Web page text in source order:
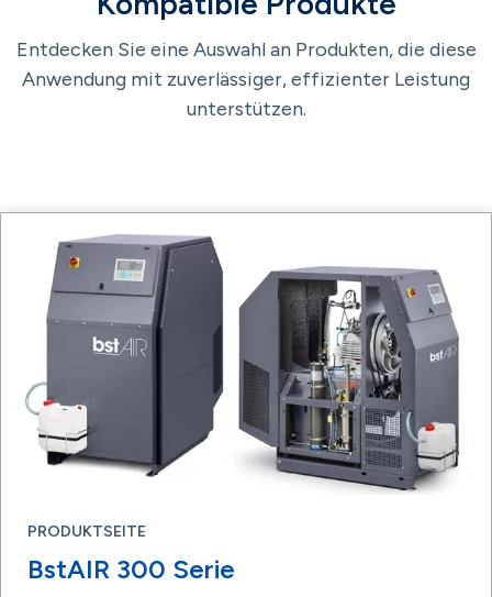
Entdecken Sie eine Auswahl an Produkten, die diese
Anwendung mit zuverlässiger, effizienter Leistung
unterstützen.
PRODUKTSEITE
BstAIR 300 Serie